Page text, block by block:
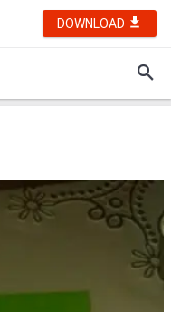
DOWNLOAD